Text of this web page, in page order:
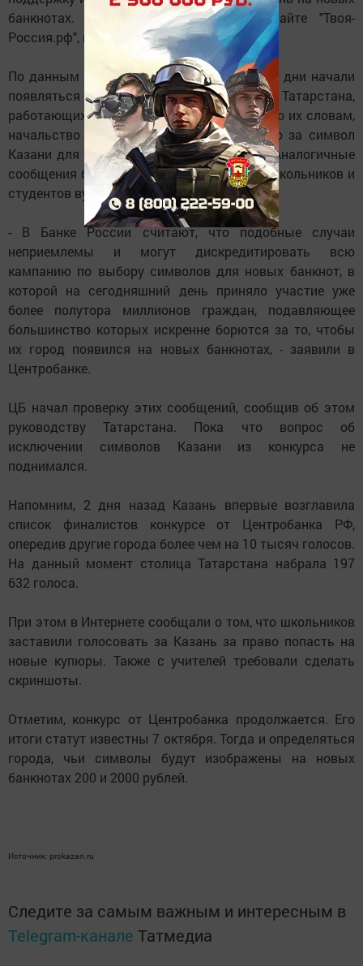
банкнотах. Об этом сообщается на сайте "Твоя-
Россия.рф", где и проходит голосование.
По данным банка, в соцсетях в последние дни начали
появляться жалобы от жителей Татарстана,
работающих в бюджетных организациях, по их словам,
начальство принуждало их к голосованию за символ
Казани для изображения новых банкнот. Аналогичные
сообщения были замечены на страницах школьников и
студентов вузов республики.
- В Банке России считают, что подобные случаи
неприемлемы и могут дискредитировать всю
кампанию по выбору символов для новых банкнот, в
которой на сегодняшний день приняло участие уже
более полутора миллионов граждан, подавляющее
большинство которых искренне борются за то, чтобы
их город появился на новых банкнотах, - заявили в
Центробанке.
ЦБ начал проверку этих сообщений, сообщив об этом
руководству Татарстана. Пока что вопрос об
исключении символов Казани из конкурса не
поднимался.
Напомним, 2 дня назад Казань впервые возглавила
список финалистов конкурсе от Центробанка РФ,
опередив другие города более чем на 10 тысяч голосов.
На данный момент столица Татарстана набрала 197
632 голоса.
При этом в Интернете сообщали о том, что школьников
заставили голосовать за Казань за право попасть на
новые купюры. Также с учителей требовали сделать
скриншоты.
Отметим, конкурс от Центробанка продолжается. Его
итоги статут известны 7 октября. Тогда и определяться
города, чьи символы будут изображены на новых
банкнотах 200 и 2000 рублей.
Источник: prokazan.ru
Следите за самым важным и интересным в
Telegram-канале Татмедиа